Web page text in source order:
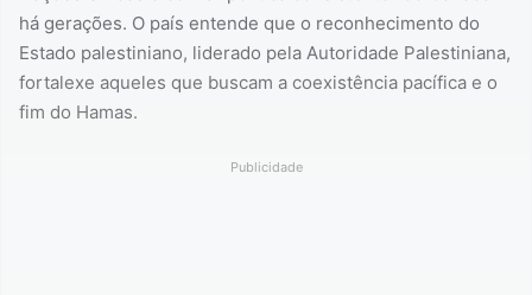
há gerações. O país entende que o reconhecimento do
Estado palestiniano, liderado pela Autoridade Palestiniana,
fortalexe aqueles que buscam a coexistência pacífica e o
fim do Hamas.
Publicidade